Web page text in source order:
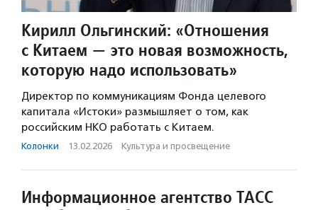
Кирилл Ольгинский: «Отношения
с Китаем — это новая возможность,
которую надо использовать»
Директор по коммуникациям Фонда целевого
капитала «Истоки» размышляет о том, как
российским НКО работать с Китаем.
Колонки · 13.02.2026 · Культура и просвещение
Информационное агентство ТАСС